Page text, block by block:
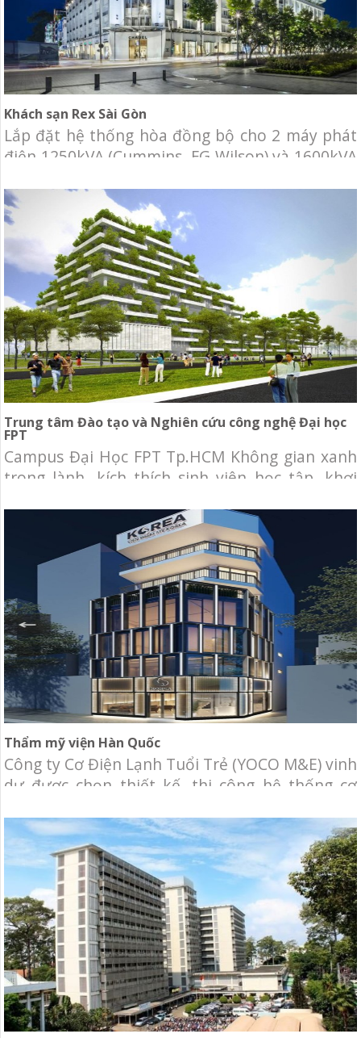
Khách sạn Rex Sài Gòn
Lắp đặt hệ thống hòa đồng bộ cho 2 máy phát
điện 1250kVA (Cummins, FG Wilson) và 1600kVA
Trung tâm Đào tạo và Nghiên cứu công nghệ Đại học
FPT
Campus Đại Học FPT Tp.HCM Không gian xanh
trong lành, kích thích sinh viên học tập, khơi
tiên phong sử dụng công nghệ hiện đại trong
giảng dạy và học tập. Các khu vực giải trí, tiện
ích, thể thao tích hợp giúp sinh viên phát
Thẩm mỹ viện Hàn Quốc
Công ty Cơ Điện Lạnh Tuổi Trẻ (YOCO M&E) vinh
dự được chọn thiết kế, thi công hệ thống cơ
Chủ đầu tư: Thẩm mỹ viện Hàn Quốc. Địa điểm:
Trần Nhật Duật, Phường Tân Định, Quận 1, TP.
HCM. Hạng mục: Thiết kế và thi